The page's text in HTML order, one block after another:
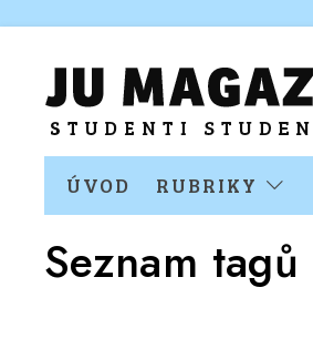
ÚVOD RUBRIKY
Seznam tagů